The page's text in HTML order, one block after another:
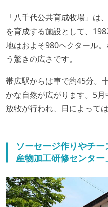
「八千代公共育成牧場」は
を育成する施設として、
地はおよそ980ヘクタール
う驚きの広さです。
帯広駅からは車で約45分。
かな自然が広がります。5
放牧が行われ、日によって
ソーセージ作りやチ
産物加工研修センター」